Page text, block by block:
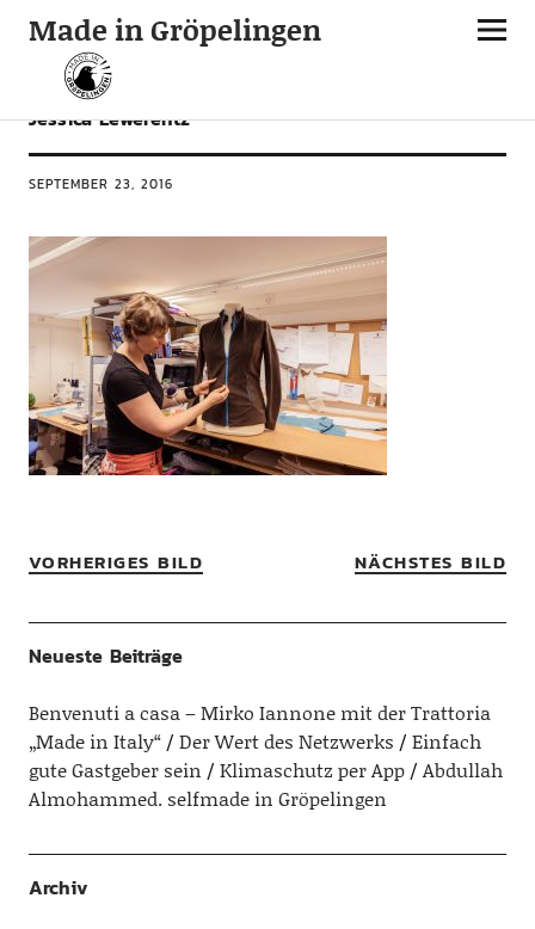
Made in Gröpelingen
Jessica Lewerentz
SEPTEMBER 23, 2016
NÄCHSTES BILD
VORHERIGES BILD
Neueste Beiträge
Benvenuti a casa – Mirko Iannone mit der Trattoria
„Made in Italy“
Der Wert des Netzwerks
Einfach
gute Gastgeber sein
Klimaschutz per App
Abdullah
Almohammed. selfmade in Gröpelingen
Archiv